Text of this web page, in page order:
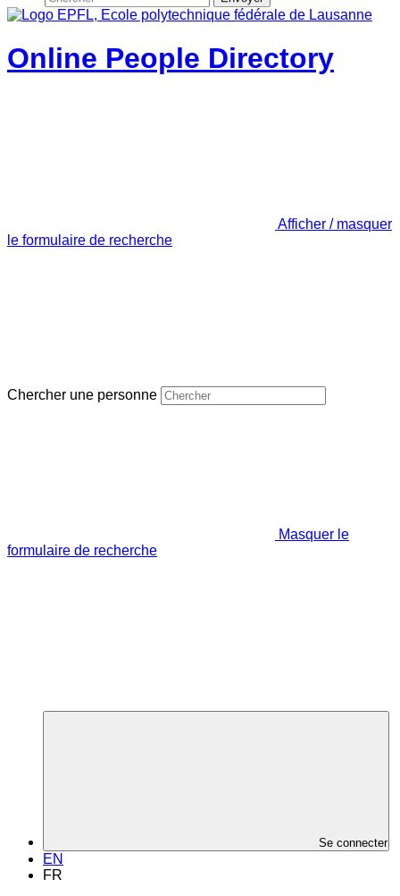
Online People Directory
Afficher / masquer
le formulaire de recherche
Chercher une personne
Masquer le
formulaire de recherche
Se connecter
EN
FR